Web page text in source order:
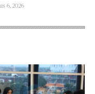
6, 2026